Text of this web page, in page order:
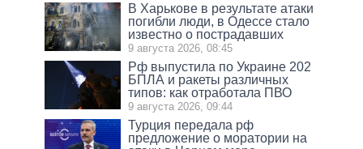
В Харькове в результате атаки
погибли люди, в Одессе стало
известно о пострадавших
9 августа 2026, 08:45
Рф выпустила по Украине 202
БПЛА и ракеты различных
типов: как отработала ПВО
9 августа 2026, 09:44
Турция передала рф
предложение о моратории на